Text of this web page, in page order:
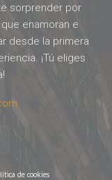
sorprender por
enamoran e
desde la primera
¡Tú eliges
de cookies